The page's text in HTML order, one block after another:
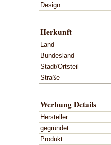
Design
Herkunft
Land
Bundesland
Stadt/Ortsteil
Straße
Werbung Details
Hersteller
gegründet
Produkt